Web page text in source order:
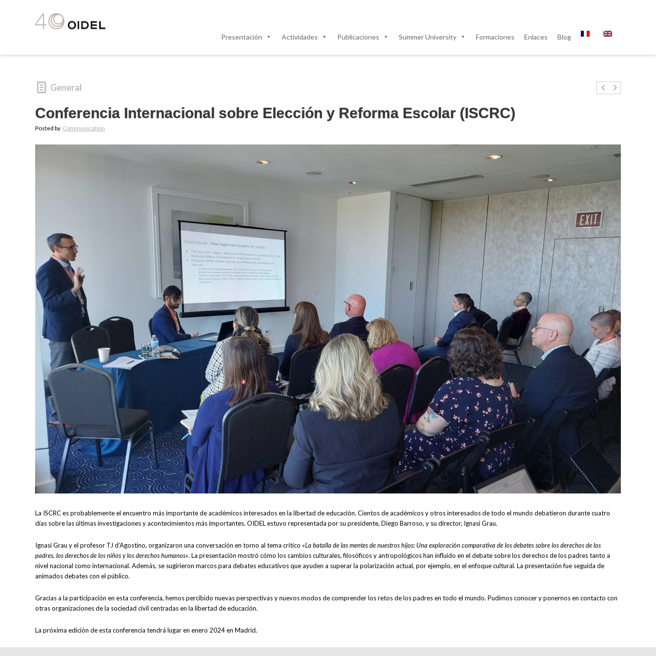
Presentación Actividades Publicaciones Summer University Formaciones Enlaces Blog
General
Conferencia Internacional sobre Elección y Reforma Escolar (ISCRC)
Posted by Communication
La ISCRC es probablemente el encuentro más importante de académicos interesados en la libertad de educación. Cientos de académicos y otros interesados de todo el mundo debatieron durante cuatro
días sobre las últimas investigaciones y acontecimientos más importantes. OIDEL estuvo representada por su presidente, Diego Barroso, y su director, Ignasi Grau.
Ignasi Grau y el profesor TJ d’Agostino, organizaron una conversación en torno al tema crítico «La batalla de las mentes de nuestros hijos: Una exploración comparativa de los debates sobre los derechos de los
padres, los derechos de los niños y los derechos humanos». La presentación mostró cómo los cambios culturales, filosóficos y antropológicos han influido en el debate sobre los derechos de los padres tanto a
nivel nacional como internacional. Además, se sugirieron marcos para debates educativos que ayuden a superar la polarización actual, por ejemplo, en el enfoque cultural. La presentación fue seguida de
animados debates con el público.
Gracias a la participación en esta conferencia, hemos percibido nuevas perspectivas y nuevos modos de comprender los retos de los padres en todo el mundo. Pudimos conocer y ponernos en contacto con
otras organizaciones de la sociedad civil centradas en la libertad de educación.
La próxima edición de esta conferencia tendrá lugar en enero 2024 en Madrid.